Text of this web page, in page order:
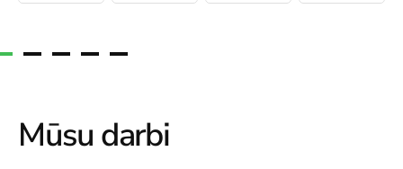
Mūsu darbi